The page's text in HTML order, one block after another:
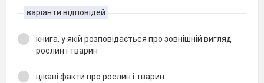
варіанти відповідей
книга, у якій розповідається про зовнішній вигляд
рослин і тварин
цікаві факти про рослин і тварин.